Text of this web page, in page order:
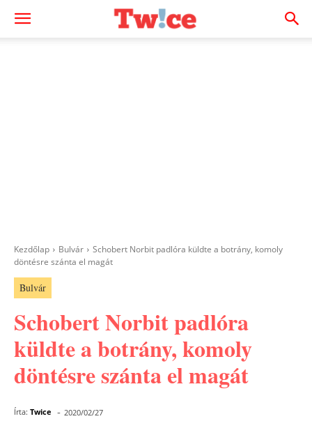
Kezdőlap Bulvár
Schobert Norbit padlóra küldte a botrány, komoly
döntésre szánta el magát
Bulvár
Schobert Norbit padlóra
küldte a botrány, komoly
döntésre szánta el magát
Írta: Twice - 2020/02/27